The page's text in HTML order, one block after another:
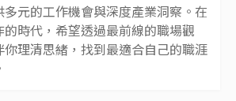
多元的工作機會與深度產業洞察。在
的時代，希望透過最前線的職場觀
你理清思緒，找到最適合自己的職涯